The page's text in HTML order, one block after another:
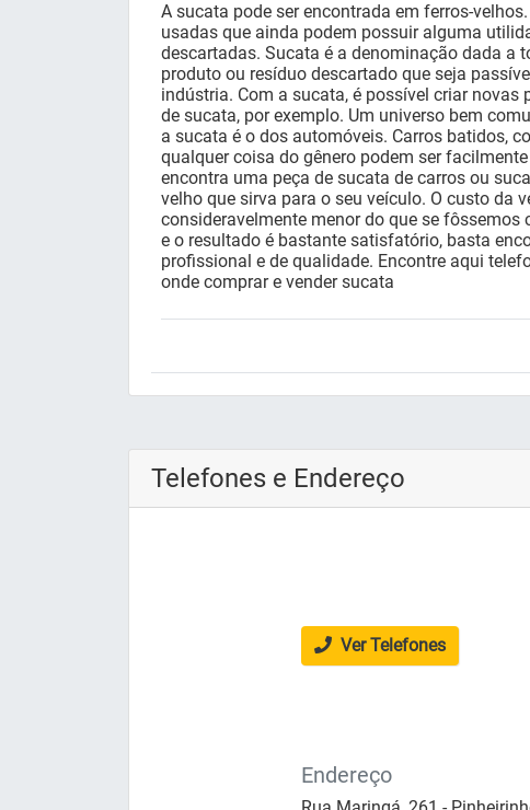
A sucata pode ser encontrada em ferros-
usadas que ainda podem possuir alguma
descartadas. Sucata é a denominação dada a
produto ou resíduo descartado que seja
indústria. Com a sucata, é possível criar novas
de sucata, por exemplo. Um universo bem
a sucata é o dos automóveis. Carros batidos,
qualquer coisa do gênero podem ser
encontra uma peça de sucata de carros ou
velho que sirva para o seu veículo. O custo da
consideravelmente menor do que se fôssemos
e o resultado é bastante satisfatório, basta
profissional e de qualidade. Encontre aqui
onde comprar e vender sucata
Telefones e Endereço
Ver Telefones
Endereço